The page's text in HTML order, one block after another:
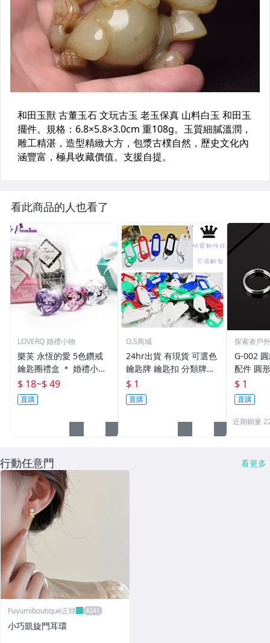
看此商品的人也看了
LOVERQ 婚禮小物
樂芙 永恆的愛 5色鑽戒
鑰匙圈禮盒 ＊ 婚禮小物
二次進場 工商禮贈品 戒
指鑰匙圈 鑽石鑰匙扣 大
鑽戒 送客禮 活動贈品
$ 18~$ 49
直購
O.S商城
24hr出貨 有現貨 可選色
鑰匙牌 鑰匙扣 分類牌鎖
匙 分類牌 塑膠鑰匙牌 鑰
匙扣 號碼牌 分類牌 標記
鑰匙吊牌 掛牌
$ 1
直購
探索者戶
G-002
配件 圓
鑰匙圈
單個鑰
$ 1
直購
近期銷量
行動任意門 看更多
Fuyumiboutique正韓
小巧凱旋門耳環